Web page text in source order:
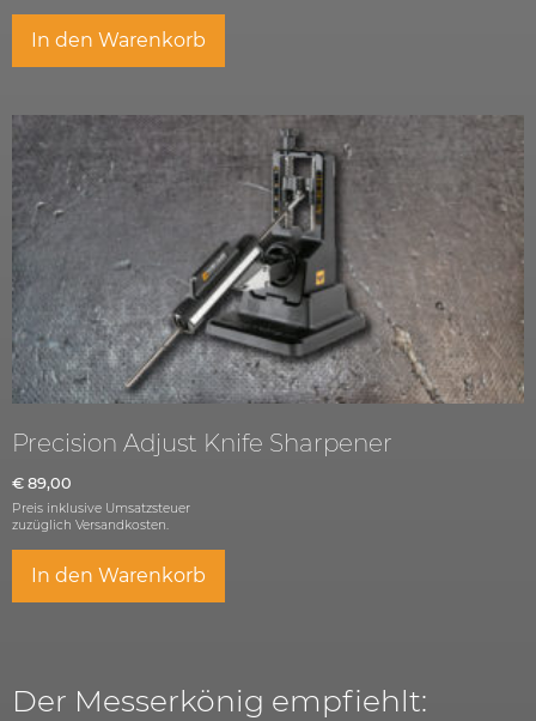
In den Warenkorb
Precision Adjust Knife Sharpener
€ 89,00
Preis inklusive Umsatzsteuer
zuzüglich Versandkosten.
In den Warenkorb
Der Messerkönig empfiehlt: